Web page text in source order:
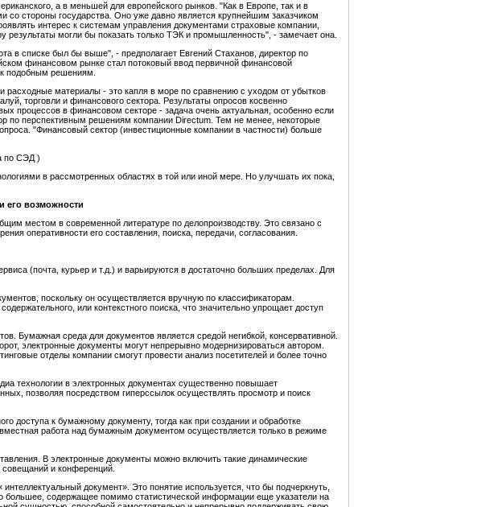
а в меньшей для европейского рынков. "Как в Европе, так и в
со стороны государства. Оно уже давно является крупнейшим заказчиком
интерес к системам управления документами страховые компании,
могли бы показать только ТЭК и промышленность", - замечает она.
в списке был бы выше", - предполагает Евгений Стаханов, директор по
финансовом рынке стал потоковый ввод первичной финансовой
подобным решениям.
расходные материалы - это капля в море по сравнению с уходом от убытков
торговли и финансового сектора. Результаты опросов косвенно
процессов в финансовом секторе - задача очень актуальная, особенно если
по перспективным решениям компании Directum. Тем не менее, некоторые
"Финансовый сектор (инвестиционные компании в частности) больше
по СЭД )
в рассмотренных областях в той или иной мере. Но улучшать их пока,
его возможности
местом в современной литературе по делопроизводству. Это связано с
оперативности его составления, поиска, передачи, согласования.
(почта, курьер и т.д.) и варьируются в достаточно больших пределах. Для
поскольку он осуществляется вручную по классификаторам.
или контекстного поиска, что значительно упрощает доступ
Бумажная среда для документов является средой негибкой, консервативной.
электронные документы могут непрерывно модернизироваться автором.
отделы компании смогут провести анализ посетителей и более точно
технологии в электронных документах существенно повышает
позволяя посредством гиперссылок осуществлять просмотр и поиск
доступа к бумажному документу, тогда как при создании и обработке
работа над бумажным документом осуществляется только в режиме
В электронные документы можно включить такие динамические
и конференций.
документ». Это понятие используется, что бы подчеркнуть,
большее, содержащее помимо статистической информации еще указатели на